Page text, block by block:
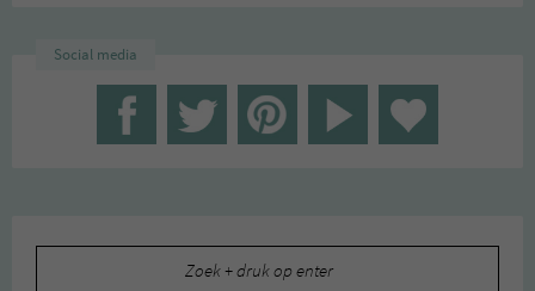
Social media